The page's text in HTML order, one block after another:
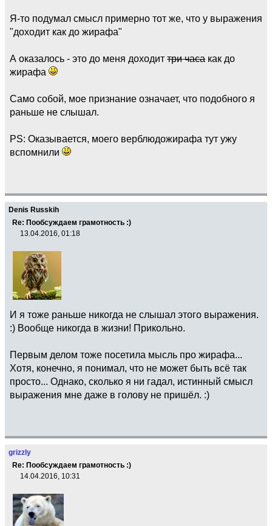
Я-то подумал смысл примерно тот же, что у выражения
"доходит как до жирафа"
А оказалось - это до меня доходит три часа как до
жирафа
Само собой, мое признание означает, что подобного я
раньше не слышал.
PS: Оказывается, моего верблюдожирафа тут ужу
вспомнили
Denis Russkih
Re: Пообсуждаем грамотность :)
13.04.2016, 01:18
И я тоже раньше никогда не слышал этого выражения.
:) Вообще никогда в жизни! Прикольно.
Первым делом тоже посетила мысль про жирафа...
Хотя, конечно, я понимал, что не может быть всё так
просто... Однако, сколько я ни гадал, истинный смысл
выражения мне даже в голову не пришёл. :)
grizzly
Re: Пообсуждаем грамотность :)
14.04.2016, 10:31